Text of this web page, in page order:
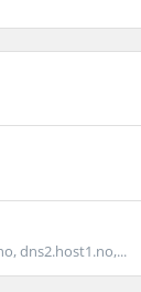
dns2.host1.no,...